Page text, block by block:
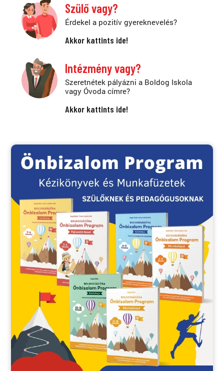
Szülő vagy?
Érdekel a pozitív gyereknevelés?
Akkor kattints ide!
Intézmény vagy?
Szeretnétek pályázni a Boldog Iskola
vagy Óvoda címre?
Akkor kattints ide!